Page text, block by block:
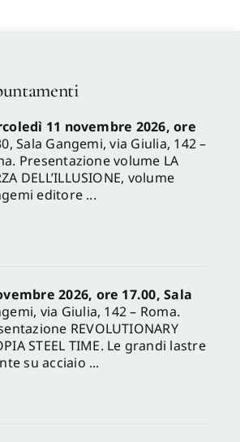
11 novembre 2026, ore
Sala Gangemi, via Giulia, 142 –
Presentazione volume LA
DELL’ILLUSIONE, volume
editore ...
2026, ore 17.00, Sala
via Giulia, 142 – Roma.
REVOLUTIONARY
STEEL TIME. Le grandi lastre
su acciaio ...